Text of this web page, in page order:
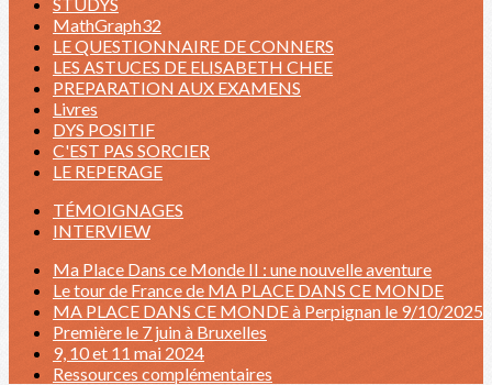
MathGraph32
LE QUESTIONNAIRE DE CONNERS
LES ASTUCES DE ELISABETH CHEE
PREPARATION AUX EXAMENS
Livres
DYS POSITIF
C'EST PAS SORCIER
LE REPERAGE
TÉMOIGNAGES
INTERVIEW
Ma Place Dans ce Monde II : une nouvelle aventure
Le tour de France de MA PLACE DANS CE MONDE
MA PLACE DANS CE MONDE à Perpignan le 9/10/2025
Première le 7 juin à Bruxelles
9, 10 et 11 mai 2024
Ressources complémentaires